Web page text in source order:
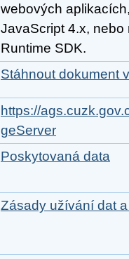
webových
JavaScript 4.x,
Runtime SDK.
Stáhnout dokument
https://
geServer
Poskytovaná data
Zásady užívání dat